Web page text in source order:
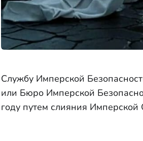
Службу Имперской
или Бюро Имперской
году путем слияния